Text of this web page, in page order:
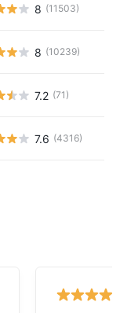
8 (11503)
8 (10239)
7.2 (71)
7.6 (4316)